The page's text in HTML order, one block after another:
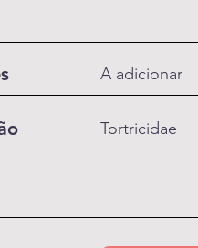
A adicionar
Tortricidae